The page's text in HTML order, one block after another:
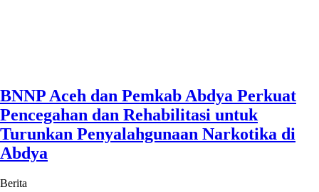
BNNP Aceh dan Pemkab Abdya Perkuat
Pencegahan dan Rehabilitasi untuk
Turunkan Penyalahgunaan Narkotika di
Abdya
Berita